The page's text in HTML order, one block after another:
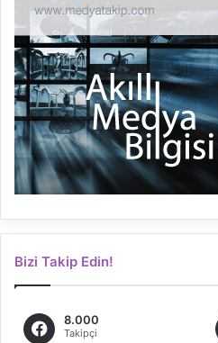
Bizi Takip Edin!
8.000
Takipçi